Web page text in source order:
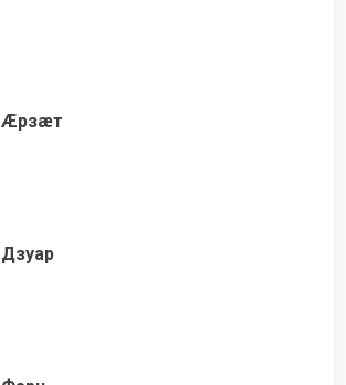
Æрзæт
Дзуар